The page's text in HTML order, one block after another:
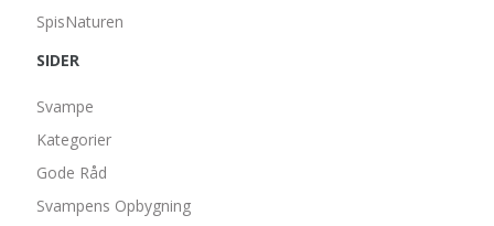
SpisNaturen
SIDER
Svampe
Kategorier
Gode Råd
Svampens Opbygning